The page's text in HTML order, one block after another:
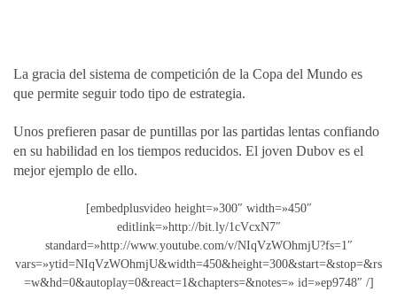
La gracia del sistema de competición de la Copa del Mundo es
que permite seguir todo tipo de estrategia.
Unos prefieren pasar de puntillas por las partidas lentas confiando
en su habilidad en los tiempos reducidos. El joven Dubov es el
mejor ejemplo de ello.
[embedplusvideo height=»300″ width=»450″
editlink=»http://bit.ly/1cVcxN7″
standard=»http://www.youtube.com/v/NIqVzWOhmjU?fs=1″
vars=»ytid=NIqVzWOhmjU&width=450&height=300&start=&stop=&rs
=w&hd=0&autoplay=0&react=1&chapters=&notes=» id=»ep9748″ /]